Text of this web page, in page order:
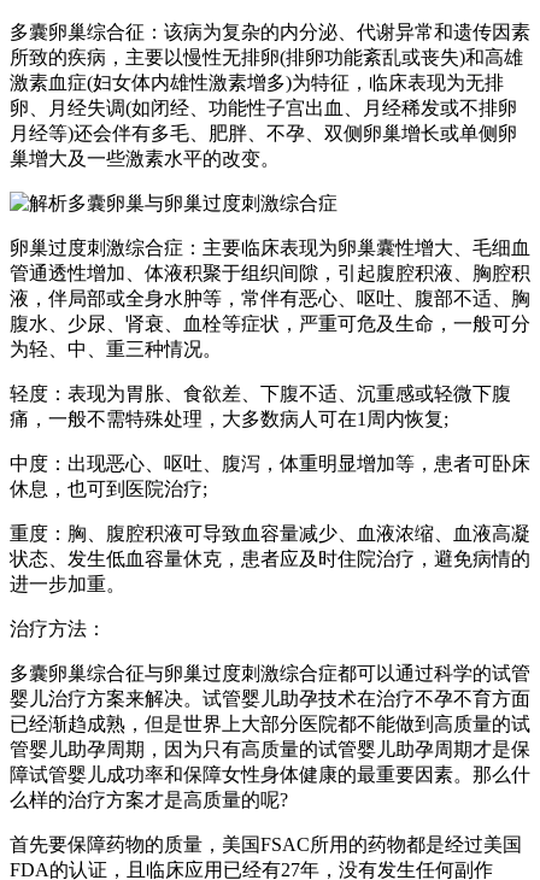
多囊卵巢综合征：该病为复杂的内分泌、代谢异常和遗传因素
所致的疾病，主要以慢性无排卵(排卵功能紊乱或丧失)和高雄
激素血症(妇女体内雄性激素增多)为特征，临床表现为无排
卵、月经失调(如闭经、功能性子宫出血、月经稀发或不排卵
月经等)还会伴有多毛、肥胖、不孕、双侧卵巢增长或单侧卵
巢增大及一些激素水平的改变。
卵巢过度刺激综合症：主要临床表现为卵巢囊性增大、毛细血
管通透性增加、体液积聚于组织间隙，引起腹腔积液、胸腔积
液，伴局部或全身水肿等，常伴有恶心、呕吐、腹部不适、胸
腹水、少尿、肾衰、血栓等症状，严重可危及生命，一般可分
为轻、中、重三种情况。
轻度：表现为胃胀、食欲差、下腹不适、沉重感或轻微下腹
痛，一般不需特殊处理，大多数病人可在1周内恢复;
中度：出现恶心、呕吐、腹泻，体重明显增加等，患者可卧床
休息，也可到医院治疗;
重度：胸、腹腔积液可导致血容量减少、血液浓缩、血液高凝
状态、发生低血容量休克，患者应及时住院治疗，避免病情的
进一步加重。
治疗方法：
多囊卵巢综合征与卵巢过度刺激综合症都可以通过科学的试管
婴儿治疗方案来解决。试管婴儿助孕技术在治疗不孕不育方面
已经渐趋成熟，但是世界上大部分医院都不能做到高质量的试
管婴儿助孕周期，因为只有高质量的试管婴儿助孕周期才是保
障试管婴儿成功率和保障女性身体健康的最重要因素。那么什
么样的治疗方案才是高质量的呢?
首先要保障药物的质量，美国FSAC所用的药物都是经过美国
FDA的认证，且临床应用已经有27年，没有发生任何副作